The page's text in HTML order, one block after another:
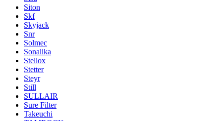
Siton
Skf
Skyjack
Snr
Solmec
Sonalika
Stellox
Stetter
Steyr
Still
SULLAIR
Sure Filter
Takeuchi